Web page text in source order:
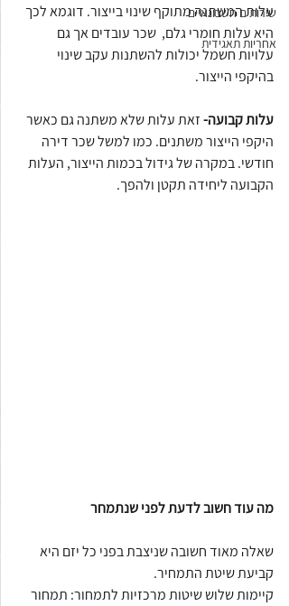
שירותים חשבונאיים
אחריות תאגידית
עלות המשתנה מתוקף שינוי בייצור. דוגמא לכך
היא עלות חומרי גלם,  שכר עובדים אך גם
עלויות חשמל יכולות להשתנות עקב שינוי
בהיקפי הייצור.
עלות קבועה- זאת עלות שלא משתנה גם כאשר
היקפי הייצור משתנים. כמו למשל שכר דירה
חודשי. במקרה של גידול בכמות הייצור, העלות
הקבועה ליחידה תקטן ולהפך.
מה עוד חשוב לדעת לפני שנתמחר
שאלה מאוד חשובה שניצבת בפני כל יזם היא
קביעת שיטת התמחיר.
קיימות שלוש שיטות מרכזיות לתמחור: תמחור